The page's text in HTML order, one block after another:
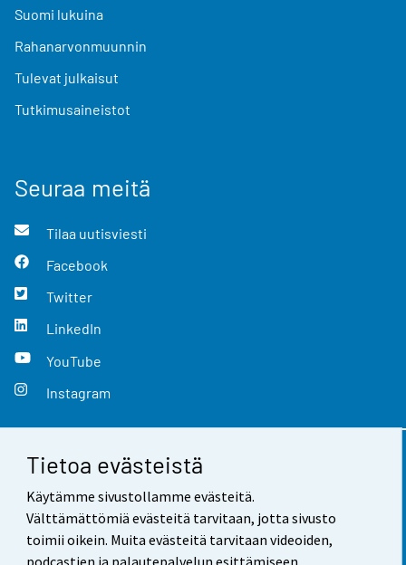
Tietoa evästeistä
Käytämme sivustollamme evästeitä.
Välttämättömiä evästeitä tarvitaan, jotta sivusto
toimii oikein. Muita evästeitä tarvitaan videoiden,
Suomi lukuina
Rahanarvonmuunnin
Tulevat julkaisut
Tutkimusaineistot
Seuraa meitä
Tilaa uutisviesti
Facebook
Twitter
LinkedIn
YouTube
Instagram
Yhteystiedot
Palaute
Käyttöehdot